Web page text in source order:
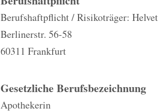
Berufshaftpflicht / Risikoträger:
Berlinerstr. 56-58
60311 Frankfurt
Gesetzliche Berufsbezeichnung
Apothekerin